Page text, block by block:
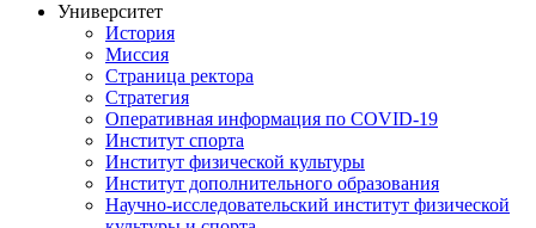
Университет
История
Миссия
Страница ректора
Стратегия
Оперативная информация по COVID-19
Институт спорта
Институт физической культуры
Институт дополнительного образования
Научно-исследовательский институт физической